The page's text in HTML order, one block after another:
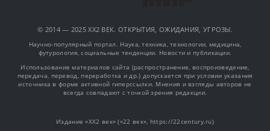
© 2014 — 2025 XX2 ВЕК. ОТКРЫТИЯ, ОЖИДАНИЯ, УГРОЗЫ.
Научно-популярный портал. Наука, техника, технологии, медицина,
футурология, социальные тенденции. Новости и публикации.
Использование материалов сайта (распространение, воспроизведение,
передача, перевод, переработка и др.) допускается при условии указания
источника в форме активной гиперссылки. Мнения и взгляды авторов не
всегда совпадают с точкой зрения редакции.
Издание «XX2 век» («22 век», https://22century.ru)